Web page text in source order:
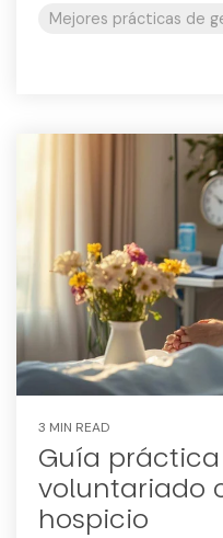
Mejores prácticas de
3 MIN READ
Guía
voluntariado
hospicio